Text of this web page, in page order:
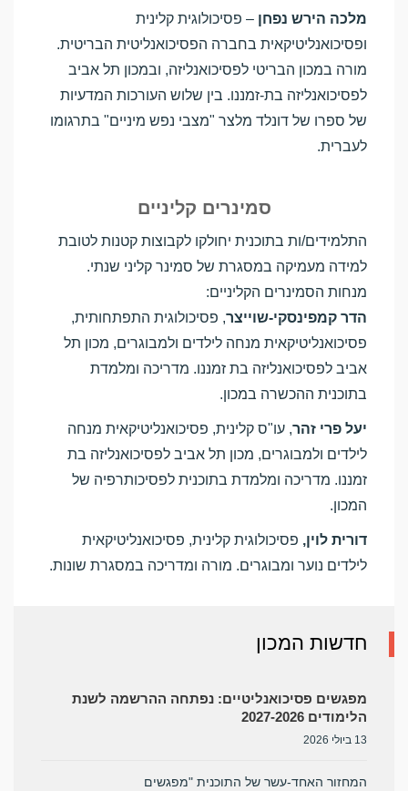
מלכה הירש נפחן – פסיכולוגית קלינית
ופסיכואנליטיקאית בחברה הפסיכואנליטית הבריטית.
מורה במכון הבריטי לפסיכואנליזה, ובמכון תל אביב
לפסיכואנליזה בת-זמננו. בין שלוש העורכות המדעיות
של ספרו של דונלד מלצר "מצבי נפש מיניים" בתרגומו
לעברית.
סמינרים קליניים
התלמידים/ות בתוכנית יחולקו לקבוצות קטנות לטובת
למידה מעמיקה במסגרת של סמינר קליני שנתי.
מנחות הסמינרים הקליניים:
הדר קמפינסקי-שוייצר, פסיכולוגית התפתחותית,
פסיכואנליטיקאית מנחה לילדים ולמבוגרים, מכון תל
אביב לפסיכואנליזה בת זמננו. מדריכה ומלמדת
בתוכנית ההכשרה במכון.
יעל פרי זהר, עו"ס קלינית, פסיכואנליטיקאית מנחה
לילדים ולמבוגרים, מכון תל אביב לפסיכואנליזה בת
זמננו. מדריכה ומלמדת בתוכנית לפסיכותרפיה של
המכון.
דורית לוין, פסיכולוגית קלינית, פסיכואנליטיקאית
לילדים נוער ומבוגרים. מורה ומדריכה במסגרת שונות.
חדשות המכון
מפגשים פסיכואנליטיים: נפתחה ההרשמה לשנת
הלימודים 2027-2026
13 ביולי 2026
המחזור האחד-עשר של התוכנית "מפגשים